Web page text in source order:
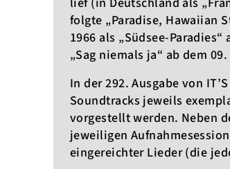
folgte „Paradise, Hawaiian
1966 als „Südsee-
„Sag niemals ja“ ab dem
In der 292. Ausgabe von
Soundtracks jeweils
vorgestellt werden. Neben
jeweiligen
eingereichter Lieder (die